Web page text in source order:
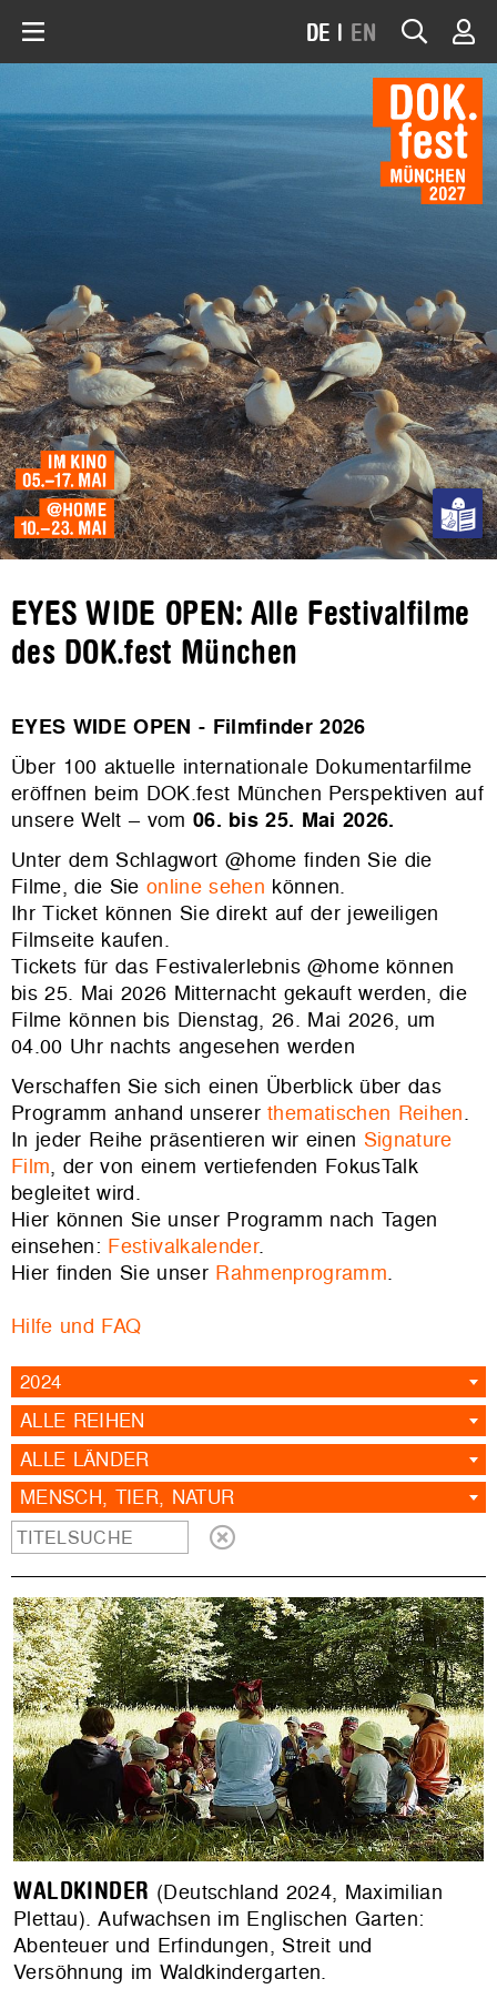
DE | EN
EYES WIDE OPEN: Alle Festivalfilme
des DOK.fest München
EYES WIDE OPEN - Filmfinder 2026
Über 100 aktuelle internationale Dokumentarfilme
eröffnen beim DOK.fest München Perspektiven auf
unsere Welt – vom 06. bis 25. Mai 2026.
Unter dem Schlagwort @home finden Sie die
Filme, die Sie online sehen können.
Ihr Ticket können Sie direkt auf der jeweiligen
Filmseite kaufen.
Tickets für das Festivalerlebnis @home können
bis 25. Mai 2026 Mitternacht gekauft werden, die
Filme können bis Dienstag, 26. Mai 2026, um
04.00 Uhr nachts angesehen werden
Verschaffen Sie sich einen Überblick über das
Programm anhand unsererthematischen Reihen.
In jeder Reihe präsentieren wir einen Signature
Film, der von einem vertiefenden FokusTalk
begleitet wird.
Hier können Sie unser Programm nach Tagen
einsehen: Festivalkalender.
Hier finden Sie unser Rahmenprogramm.
Hilfe und FAQ
2024
ALLE REIHEN
ALLE LÄNDER
MENSCH, TIER, NATUR
WALDKINDER (Deutschland 2024, Maximilian
Plettau). Aufwachsen im Englischen Garten:
Abenteuer und Erfindungen, Streit und
Versöhnung im Waldkindergarten.